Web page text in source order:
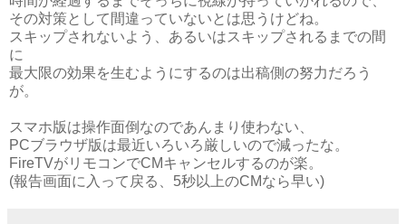
その対策として間違っていないとは思うけどね。
スキップされないよう、あるいはスキップされるまでの間
に
最大限の効果を生むようにするのは出稿側の努力だろう
が。
スマホ版は操作面倒なのであんまり使わない、
PCブラウザ版は最近いろいろ厳しいので減ったな。
FireTVがリモコンでCMキャンセルするのが楽。
(報告画面に入って戻る、5秒以上のCMなら早い)